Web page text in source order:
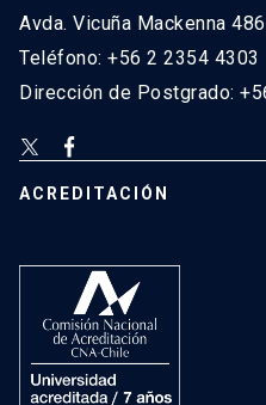
Avda. Vicuña Mackenna
Teléfono: +56 2 2354 4303
Dirección de Postgrado:
ACREDITACIÓN